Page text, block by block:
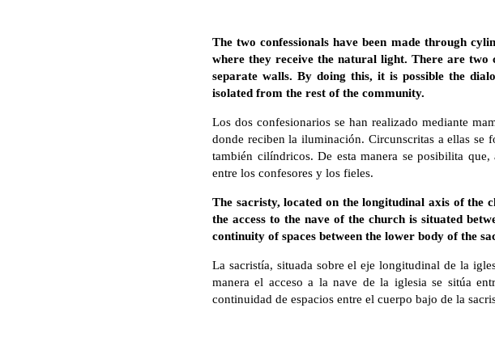
The two confessionals have been made through
where they receive the natural light. There are
separate walls. By doing this, it is possible the
isolated from the rest of the community.
Los dos confesionarios se han realizado mediante
donde reciben la iluminación. Circunscritas a ellas se
también cilíndricos. De esta manera se posibilita
entre los confesores y los fieles.
The sacristy, located on the longitudinal axis of the
the access to the nave of the church is situated
continuity of spaces between the lower body of the
La sacristía, situada sobre el eje longitudinal de la
manera el acceso a la nave de la iglesia se sitúa
continuidad de espacios entre el cuerpo bajo de la